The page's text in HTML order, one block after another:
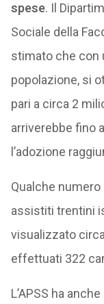
spese. Il
Sociale della
stimato che con
popolazione, si
pari a circa 2
arriverebbe fino
l’adozione
Qualche numero
assistiti trentini
visualizzato
effettuati 322
L’APSS ha